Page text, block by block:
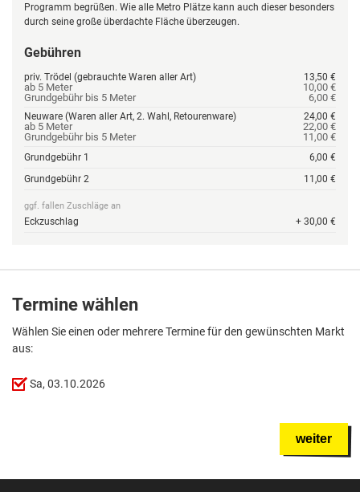
Programm begrüßen. Wie alle Metro Plätze kann auch dieser besonders
durch seine große überdachte Fläche überzeugen.
Gebühren
priv. Trödel (gebrauchte Waren aller Art) 13,50 €
ab 5 Meter
10,00 €
Grundgebühr bis 5 Meter
6,00 €
Neuware (Waren aller Art, 2. Wahl, Retourenware) 24,00 €
ab 5 Meter
22,00 €
Grundgebühr bis 5 Meter
11,00 €
Grundgebühr 1
6,00 €
Grundgebühr 2
11,00 €
ggf. fallen Zuschläge an
Eckzuschlag + 30,00 €
Termine wählen
Wählen Sie einen oder mehrere Termine für den gewünschten Markt
aus:
Sa, 03.10.2026
weiter